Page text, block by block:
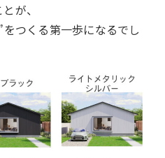
が、
つくる第一歩になるでし